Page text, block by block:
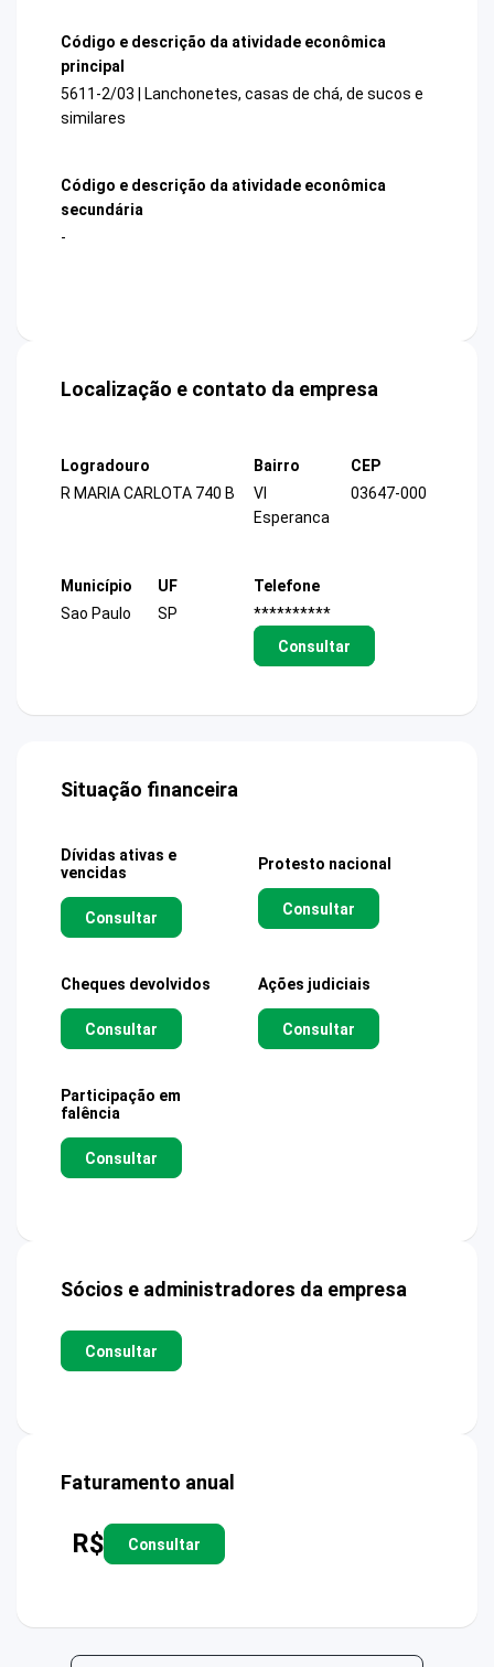
Código e descrição da atividade econômica
principal
5611-2/03 | Lanchonetes, casas de chá, de sucos e
similares
Código e descrição da atividade econômica
secundária
-
Localização e contato da empresa
Logradouro
R MARIA CARLOTA 740 B
Bairro
Vl
Esperanca
CEP
03647-000
Município
Sao Paulo
UF
SP
Telefone
**********
Consultar
Situação financeira
Dívidas ativas e
vencidas
Consultar
Protesto nacional
Consultar
Cheques devolvidos
Consultar
Ações judiciais
Consultar
Participação em
falência
Consultar
Sócios e administradores da empresa
Consultar
Faturamento anual
R$ Consultar